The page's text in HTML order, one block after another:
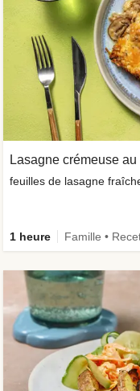
Lasagne crémeuse
feuilles de lasagne
1 heure Famille •